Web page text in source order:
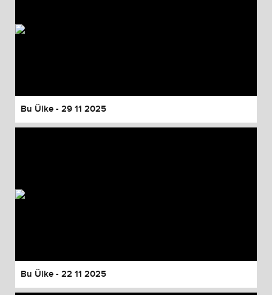
Bu Ülke - 29 11 2025
Bu Ülke - 22 11 2025